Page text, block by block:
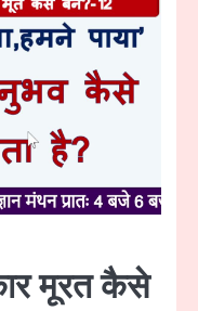
मूरत कैसे